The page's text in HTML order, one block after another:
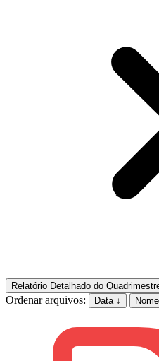
Relatório Detalhado do
Ordenar arquivos: Data ↓ Nome